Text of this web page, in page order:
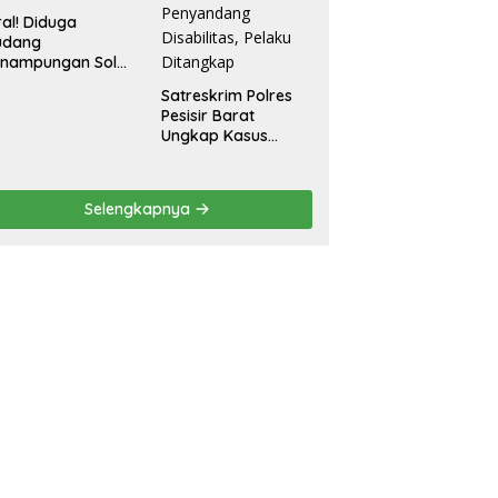
Diduga
Solar
Satreskrim Polres
Pesisir Barat
Ungkap Kasus
Penyandang
Disabilitas, Pelaku
Ditangkap
Selengkapnya